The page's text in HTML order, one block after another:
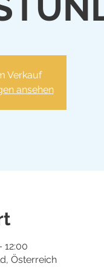
Verkauf
ansehen
12:00
Österreich